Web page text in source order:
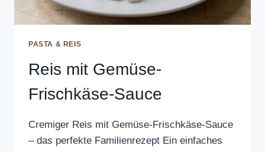
PASTA & REIS
Reis mit Gemüse-
Frischkäse-Sauce
Cremiger Reis mit Gemüse-Frischkäse-Sauce
– das perfekte Familienrezept Ein einfaches